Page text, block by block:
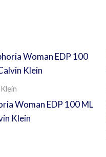
Woman EDP 100 ML
Klein